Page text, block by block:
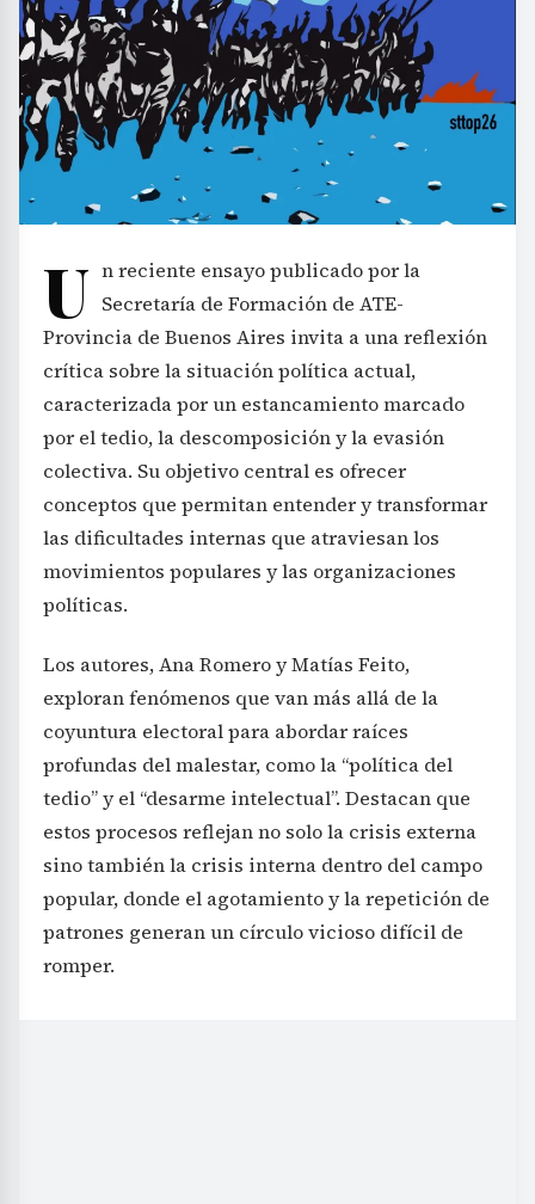
U n reciente ensayo publicado por la
Secretaría de Formación de ATE-
Provincia de Buenos Aires invita a una reflexión
crítica sobre la situación política actual,
caracterizada por un estancamiento marcado
por el tedio, la descomposición y la evasión
colectiva. Su objetivo central es ofrecer
conceptos que permitan entender y transformar
las dificultades internas que atraviesan los
movimientos populares y las organizaciones
políticas.
Los autores, Ana Romero y Matías Feito,
exploran fenómenos que van más allá de la
coyuntura electoral para abordar raíces
profundas del malestar, como la “política del
tedio” y el “desarme intelectual”. Destacan que
estos procesos reflejan no solo la crisis externa
sino también la crisis interna dentro del campo
popular, donde el agotamiento y la repetición de
patrones generan un círculo vicioso difícil de
romper.